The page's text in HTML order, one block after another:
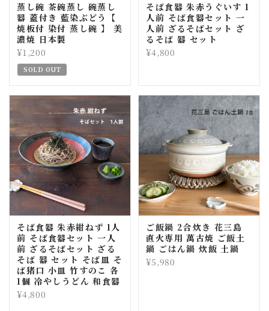
蒸し碗 茶碗蒸し 碗蒸し
器 蓋付き 藍染ぶどう【
焼板付 染付 蒸し碗 】 美
濃焼 日本製
¥1,200
SOLD OUT
そば食器 朱赤うぐいす 1
人前 そば食器セット 一
人前 ざるそばセット ざ
るそば 器 セット
¥4,800
そば食器 朱赤紺ねず 1人
前 そば食器セット 一人
前 ざるそばセット ざる
そば 器 セット そば皿 そ
ば猪口 小皿 竹すのこ 各
1個 冷やしうどん 和食器
¥4,800
ご飯鍋 2合炊き 花三島
直火専用 萬古焼 ご飯土
鍋 ごはん鍋 炊飯 土鍋
¥5,980